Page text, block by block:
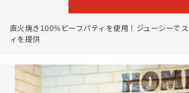
直火焼き100%ビーフパティを使用！ジューシーで
ィを提供